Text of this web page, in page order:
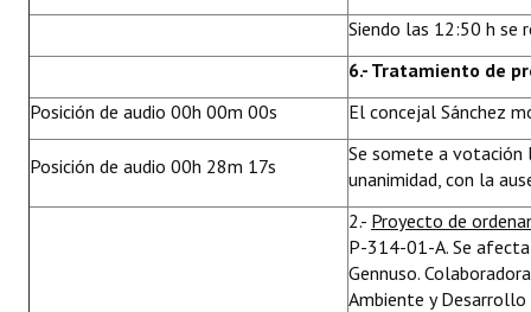
Siendo las 12:50 h se
6.- Tratamiento de
Posición de audio 00h 00m 00s
El concejal Sánchez
Posición de audio 00h 28m 17s
Se somete a votación
unanimidad, con la
2.- Proyecto de
P-314-01-A. Se
Gennuso.
Ambiente y Desarrollo